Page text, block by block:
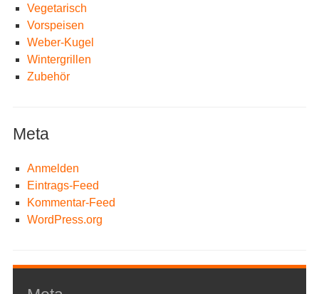
Vegetarisch
Vorspeisen
Weber-Kugel
Wintergrillen
Zubehör
Meta
Anmelden
Eintrags-Feed
Kommentar-Feed
WordPress.org